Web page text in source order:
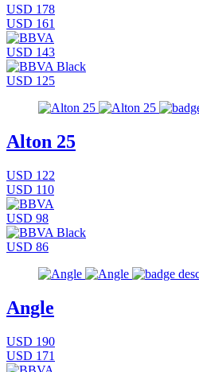
USD 178
USD 161
USD 143
USD 125
Alton 25
USD 122
USD 110
USD 98
USD 86
Angle
USD 190
USD 171